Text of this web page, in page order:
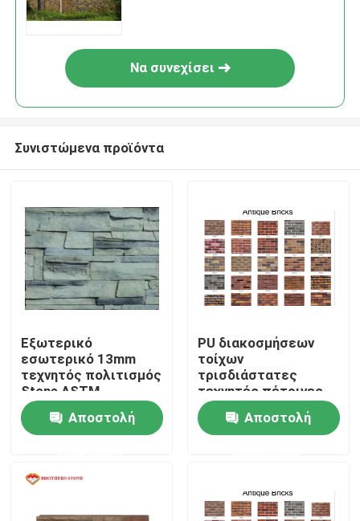
Σπίτι
Σχετικά με εμάς
Να συνεχίσει
Συνιστώμενα προϊόντα
Εξωτερικό
εσωτερικό 13mm
τεχνητός πολιτισμός
Stone ASTM
Αποστολή
PU διακοσμήσεων
τοίχων
τρισδιάστατες
τεχνητές πέτρινες
επιτροπές
πολυουρεθάνιου
Αποστολή